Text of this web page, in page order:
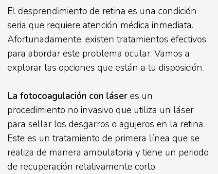
El desprendimiento de retina es una condición
seria que requiere atención médica inmediata.
Afortunadamente, existen tratamientos efectivos
para abordar este problema ocular. Vamos a
explorar las opciones que están a tu disposición.
La fotocoagulación con láseres un
procedimiento no invasivo que utiliza un láser
para sellar los desgarros o agujeros en la retina.
Este es un tratamiento de primera línea que se
realiza de manera ambulatoria y tiene un periodo
de recuperación relativamente corto.